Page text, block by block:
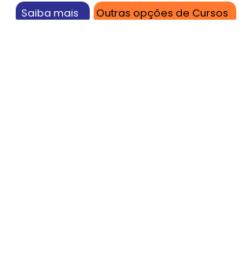
Saiba mais Outras opções de Cursos